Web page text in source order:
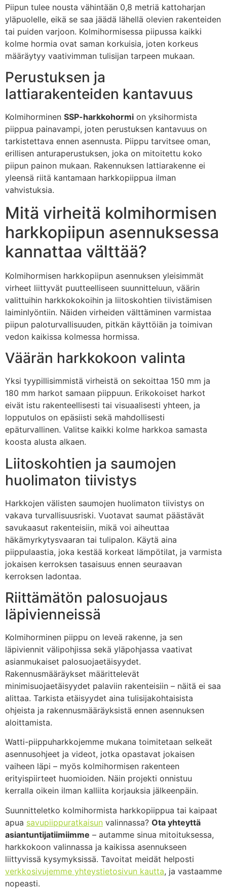
Piipun tulee nousta vähintään 0,8 metriä kattoharjan
yläpuolelle, eikä se saa jäädä lähellä olevien rakenteiden
tai puiden varjoon. Kolmihormisessa piipussa kaikki
kolme hormia ovat saman korkuisia, joten korkeus
määräytyy vaativimman tulisijan tarpeen mukaan.
Perustuksen ja
lattiarakenteiden kantavuus
Kolmihorminen SSP-harkkohormi on yksihormista
piippua painavampi, joten perustuksen kantavuus on
tarkistettava ennen asennusta. Piippu tarvitsee oman,
erillisen anturaperustuksen, joka on mitoitettu koko
piipun painon mukaan. Rakennuksen lattiarakenne ei
yleensä riitä kantamaan harkkopiippua ilman
vahvistuksia.
Mitä virheitä kolmihormisen
harkkopiipun asennuksessa
kannattaa välttää?
Kolmihormisen harkkopiipun asennuksen yleisimmät
virheet liittyvät puutteelliseen suunnitteluun, väärin
valittuihin harkkokokoihin ja liitoskohtien tiivistämisen
laiminlyöntiin. Näiden virheiden välttäminen varmistaa
piipun paloturvallisuuden, pitkän käyttöiän ja toimivan
vedon kaikissa kolmessa hormissa.
Väärän harkkokoon valinta
Yksi tyypillisimmistä virheistä on sekoittaa 150 mm ja
180 mm harkot samaan piippuun. Erikokoiset harkot
eivät istu rakenteellisesti tai visuaalisesti yhteen, ja
lopputulos on epäsiisti sekä mahdollisesti
epäturvallinen. Valitse kaikki kolme harkkoa samasta
koosta alusta alkaen.
Liitoskohtien ja saumojen
huolimaton tiivistys
Harkkojen välisten saumojen huolimaton tiivistys on
vakava turvallisuusriski. Vuotavat saumat päästävät
savukaasut rakenteisiin, mikä voi aiheuttaa
häkämyrkytysvaaran tai tulipalon. Käytä aina
piippulaastia, joka kestää korkeat lämpötilat, ja varmista
jokaisen kerroksen tasaisuus ennen seuraavan
kerroksen ladontaa.
Riittämätön palosuojaus
läpivienneissä
Kolmihorminen piippu on leveä rakenne, ja sen
läpiviennit välipohjissa sekä yläpohjassa vaativat
asianmukaiset palosuojaetäisyydet.
Rakennusmääräykset määrittelevät
minimisuojaetäisyydet palaviin rakenteisiin – näitä ei saa
alittaa. Tarkista etäisyydet aina tulisijakohtaisista
ohjeista ja rakennusmääräyksistä ennen asennuksen
aloittamista.
Watti-piippuharkkojemme mukana toimitetaan selkeät
asennusohjeet ja videot, jotka opastavat jokaisen
vaiheen läpi – myös kolmihormisen rakenteen
erityispiirteet huomioiden. Näin projekti onnistuu
kerralla oikein ilman kalliita korjauksia jälkeenpäin.
Suunnitteletko kolmihormista harkkopiippua tai kaipaat
apua savupiippuratkaisun valinnassa? Ota yhteyttä
asiantuntijatiimiimme – autamme sinua mitoituksessa,
harkkokoon valinnassa ja kaikissa asennukseen
liittyvissä kysymyksissä. Tavoitat meidät helposti
verkkosivujemme yhteystietosivun kautta, ja vastaamme
nopeasti.